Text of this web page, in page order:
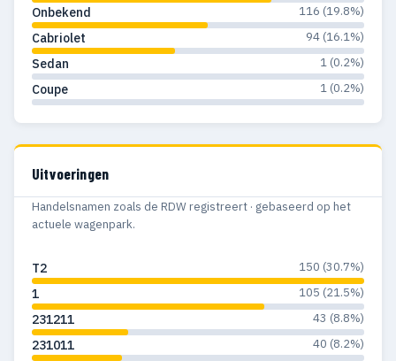
Onbekend 116 (19.8%)
Cabriolet 94 (16.1%)
Sedan 1 (0.2%)
Coupe 1 (0.2%)
Uitvoeringen
Handelsnamen zoals de RDW registreert · gebaseerd op het
actuele wagenpark.
T2 150 (30.7%)
1 105 (21.5%)
231211 43 (8.8%)
231011 40 (8.2%)